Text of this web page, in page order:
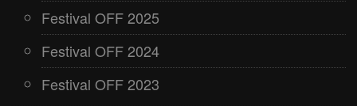
Festival OFF 2025
Festival OFF 2024
Festival OFF 2023